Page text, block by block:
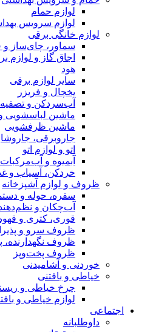
لوازم حمام
لوازم سرویس
لوازم خانگی برقی
سماور، چای‌ساز و
اجاق گاز و لوازم
هود
سایر لوازم برقی
یخچال و فریزر
آب‌سردکن و
ماشین
ماشین ظرفشویی
جاروبرقی،
اتو و لوازم اتو
آبمیوه و
خردکن، آسیاب و
ظروف و لوازم آشپزخانه
سفره، حوله و
آب‌چکان و
قوری، کتری و
ظروف سرو و
ظروف نگهدارنده،
ظروف پخت‌وپز
خوردنی و آشامیدنی
خیاطی و بافتنی
چرخ خیاطی و
لوازم خیاطی و
اجتماعی
داوطلبانه